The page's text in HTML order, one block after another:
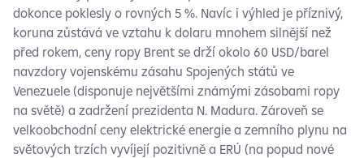
dokonce poklesly o rovných 5 %. Navíc i výhled je příznivý,
koruna zůstává ve vztahu k dolaru mnohem silnější než
před rokem, ceny ropy Brent se drží okolo 60 USD/barel
navzdory vojenskému zásahu Spojených států ve
Venezuele (disponuje největšími známými zásobami ropy
na světě) a zadržení prezidenta N. Madura. Zároveň se
velkoobchodní ceny elektrické energie a zemního plynu na
světových trzích vyvíjejí pozitivně a ERÚ (na popud nové